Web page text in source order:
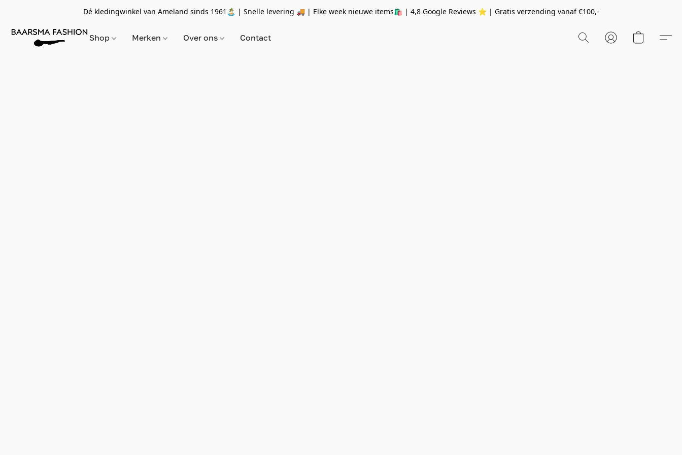
Dé kledingwinkel van Ameland sinds 1961🏝 | Snelle levering 🚚 | Elke week nieuwe items🛍 | 4,8 Google Reviews ⭐️ | Gratis verzending vanaf€100,-
Shop Merken Over ons Contact